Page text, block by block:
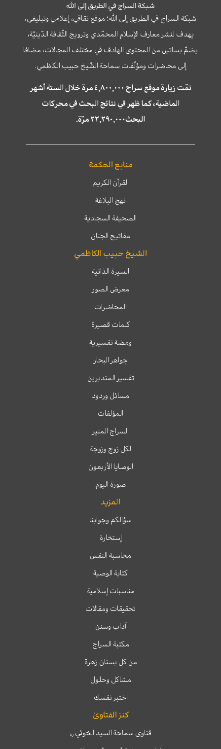
شبكة السراج في الطريق إلى الله
شبكة السراج في الطريق إلى الله؛ موقع ثقافي، إعلامي وتبليغي،
يهدف لنشر معارف الإسلام المحمّدي وترويج الثّقافة الدّينيّة،
يضمّ بساتين من المحتوى الهادف في مختلف المجالات، مضافا
إلى محاضرات ومؤلّفات سماحة الشّيخ حبيب الكاظمي.
تمّت زيارة موقع سراج ٤,٨٠٠,٠٠٠ مرة خلال الستة أشهر
الماضية، كما ظهر في نتائج البحث في محركات
البحث٢٢,٢٩٠,٠٠٠ مرّة.
منابع الحكمة
القرآن الكريم
نهج البلاغة
الصحيفة السجادية
مفاتيح الجنان
الشيخ حبيب الكاظمي
السيرة الذاتية
معرض الصور
المحاضرات
كلمات قصيرة
ومضة تفسيرية
جواهر البحار
تفسير المتدبرين
مسائل وردود
المؤلفات
السراج المنير
لكل زوج وزوجة
الوصايا الأربعون
صورة اليوم
المزيد
سؤالكم وجوابنا
إستخارة
محاسبة النفس
كتابة الوصية
مناسبات إسلامية
تحقيقات ومقالات
آداب وسنن
مكتبة السراج
من كل بستان زهرة
مشاكل وحلول
اختبر نفسك
كنز الفتاوىٰ
فتاوى سماحة السيد الخوئيره